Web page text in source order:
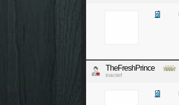
TheFreshPrince
inactief